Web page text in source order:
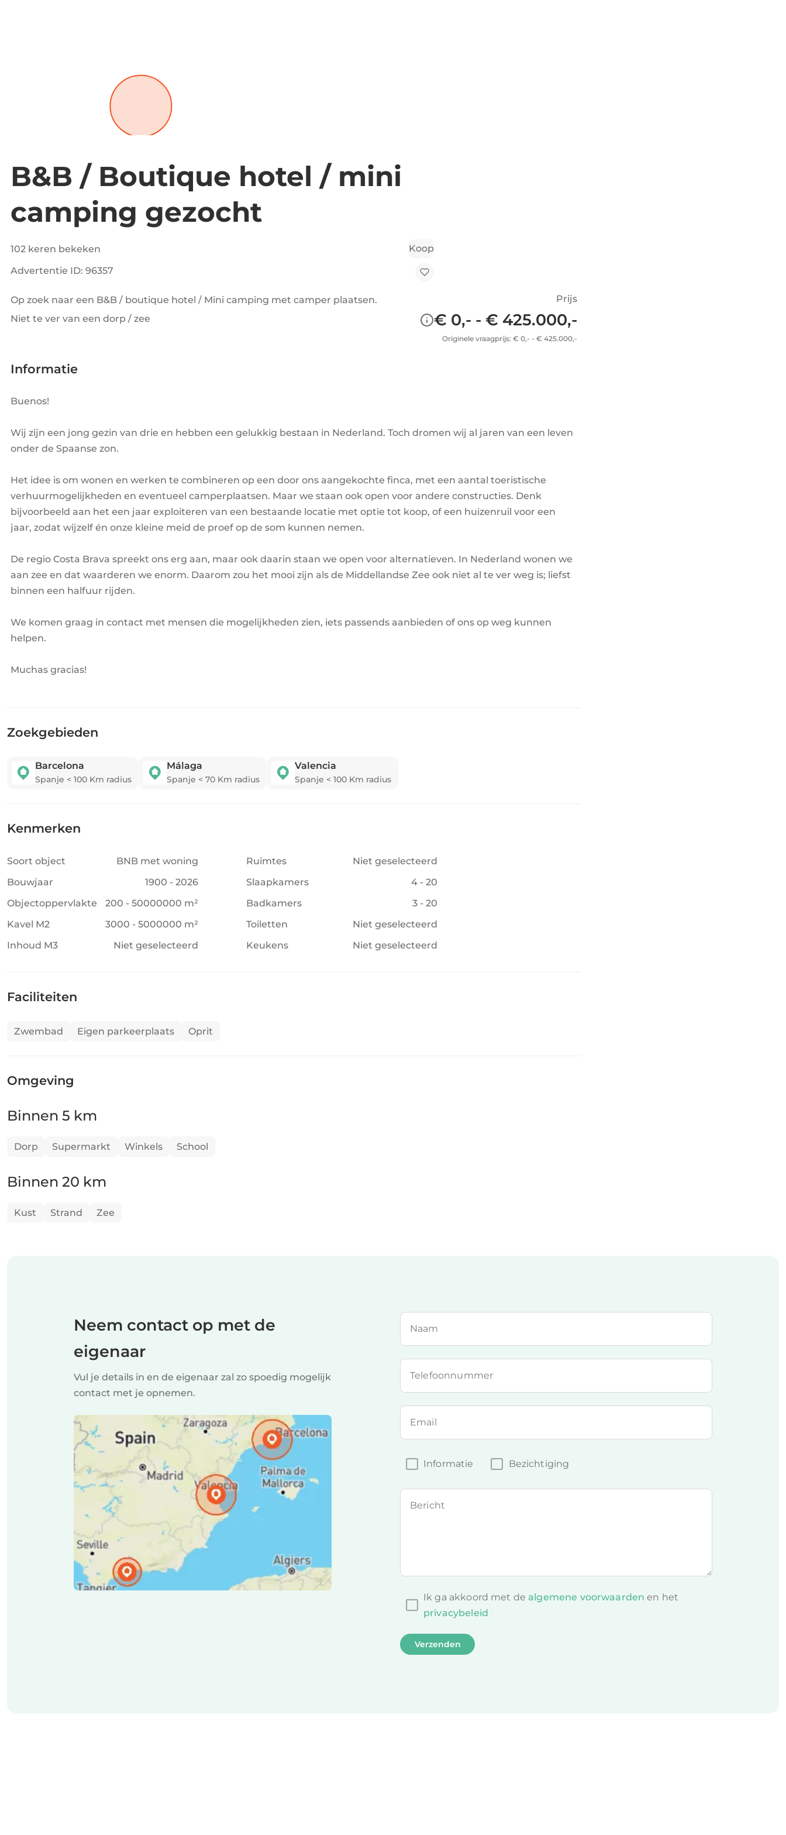
B&B / Boutique hotel / mini
camping gezocht
102 keren bekeken
Koop
Advertentie ID: 96357
Op zoek naar een B&B / boutique hotel / Mini camping met camper plaatsen.
Niet te ver van een dorp / zee
Prijs
€ 0,- - € 425.000,-
Originele vraagprijs: € 0,- - € 425.000,-
Informatie
Buenos!
Wij zijn een jong gezin van drie en hebben een gelukkig bestaan in Nederland. Toch dromen wij al jaren van een leven
onder de Spaanse zon.
Het idee is om wonen en werken te combineren op een door ons aangekochte finca, met een aantal toeristische
verhuurmogelijkheden en eventueel camperplaatsen. Maar we staan ook open voor andere constructies. Denk
bijvoorbeeld aan het een jaar exploiteren van een bestaande locatie met optie tot koop, of een huizenruil voor een
jaar, zodat wijzelf én onze kleine meid de proef op de som kunnen nemen.
De regio Costa Brava spreekt ons erg aan, maar ook daarin staan we open voor alternatieven. In Nederland wonen we
aan zee en dat waarderen we enorm. Daarom zou het mooi zijn als de Middellandse Zee ook niet al te ver weg is; liefst
binnen een halfuur rijden.
We komen graag in contact met mensen die mogelijkheden zien, iets passends aanbieden of ons op weg kunnen
helpen.
Muchas gracias!
Zoekgebieden
Barcelona
Spanje < 100 Km radius
Málaga
Spanje < 70 Km radius
Valencia
Spanje < 100 Km radius
Kenmerken
Soort object
BNB met woning
Bouwjaar
1900 - 2026
Objectoppervlakte
200 - 50000000 m²
Kavel M2
3000 - 5000000 m²
Inhoud M3
Niet geselecteerd
Ruimtes
Niet geselecteerd
Slaapkamers
4 - 20
Badkamers
3 - 20
Toiletten
Niet geselecteerd
Keukens
Niet geselecteerd
Faciliteiten
Zwembad Eigen parkeerplaats Oprit
Omgeving
Binnen 5 km
Dorp Supermarkt Winkels School
Binnen 20 km
Kust Strand Zee
Neem contact op met de
eigenaar
Vul je details in en de eigenaar zal zo spoedig mogelijk
contact met je opnemen.
Naam
Telefoonnummer
Email
Informatie Bezichtiging
Bericht
Ik ga akkoord met dealgemene voorwaarden en het
privacybeleid
Verzenden